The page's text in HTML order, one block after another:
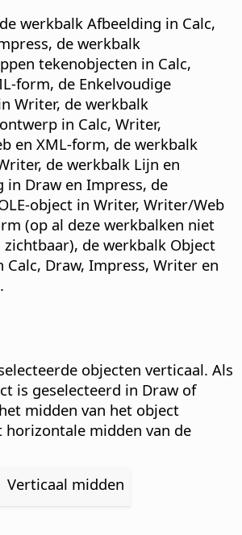
werkbalk Afbeelding in Calc,
de werkbalk
tekenobjecten in Calc,
form, de Enkelvoudige
Writer, de werkbalk
in Calc, Writer,
en XML-form, de werkbalk
de werkbalk Lijn en
in Draw en Impress, de
object in Writer, Writer/Web
(op al deze werkbalken niet
zichtbaar), de werkbalk Object
Calc, Draw, Impress, Writer en
objecten verticaal. Als
is geselecteerd in Draw of
midden van het object
midden van de
Verticaal midden